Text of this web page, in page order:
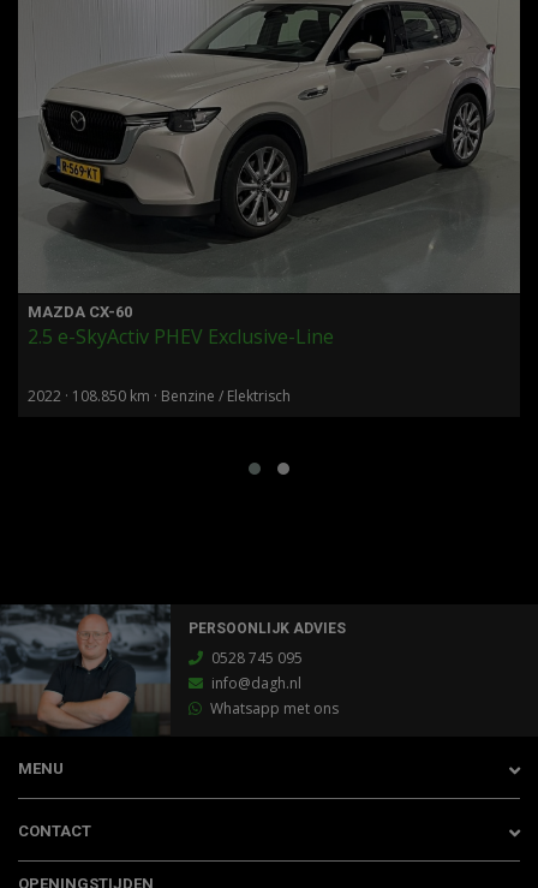
MAZDA CX-60
2.5 e-SkyActiv PHEV Exclusive-Line
2022 · 108.850 km · Benzine / Elektrisch
PERSOONLIJK ADVIES
0528 745 095
info@dagh.nl
Whatsapp met ons
MENU
CONTACT
OPENINGSTIJDEN